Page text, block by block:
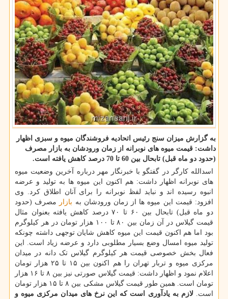
به گزارش میزان سنج رئیس اتحادیه فروشندگان میوه و سبزی اظهار
داشت: قیمت میوه های نوبرانه از زمان ورودشان به بازار مصرف
(حدود دو ماه قبل) تابحال بین 60 تا 70 درصد كاهش یافته است.
اسدالله کارگر در گفتگو با خبرنگار مهر درباره آخرین وضعیت میوه
های نوبرانه اظهار داشت: هم اکنون این میوه ها به تولید و عرضه
انبوه رسیده اند و نباید لفظ نوبرانه را برای آنان اطلاق کرد. وی
افزود: قیمت این میوه ها از زمان ورودشان به بازار
مصرف (حدود
دو ماه قبل) تابحال بین ۶۰ تا ۷۰ درصد کاهش یافته بعنوان مثال
قیمت گیلاس در آن زمان بین ۸۰ تا ۱۰۰ هزار تومان در هر کیلوگرم
بود اما هم اکنون قیمت این میوه کاهش شایان توجهی داشته چونکه
تولید میوه امسال وضع بسیار مطلوبی دارد و عرضه زیاد است. این
فعال بخش خصوصی قیمت هر کیلوگرم گیلاس تک دانه در میدان
مرکزی میوه و تربار تهران را هم اکنون بین ۱۵ تا ۲۵ هزار تومان
اعلام نمود و اظهار داشت: قیمت گیلاس صورتی نیز بین ۸ تا ۱۶ هزار
تومان است. همین طور قیمت گیلاس مشکی بین ۸ تا ۱۵ هزار تومان
است.لازم به یادآوری است که این نرخ های میدان مرکزی میوه و